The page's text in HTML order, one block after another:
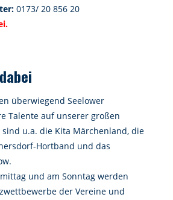
0173/ 20 856 20
überwiegend Seelower
Talente auf unserer großen
u.a. die Kita Märchenland, die
Hortband und das
und am Sonntag werden
der Vereine und